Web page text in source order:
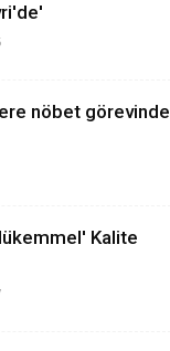
nöbet görevinde
Kalite